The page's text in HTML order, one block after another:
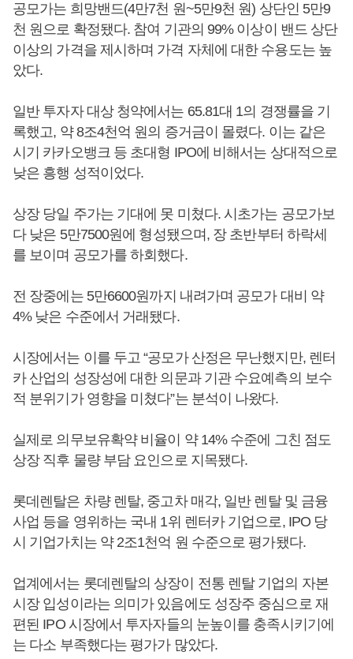
공모가는 희망밴드(4만7천 원~5만9천 원) 상단인 5만9
천 원으로 확정됐다. 참여 기관의 99% 이상이 밴드 상단
이상의 가격을 제시하며 가격 자체에 대한 수용도는 높
았다.
일반 투자자 대상 청약에서는 65.81대 1의 경쟁률을 기
록했고, 약 8조4천억 원의 증거금이 몰렸다. 이는 같은
시기 카카오뱅크 등 초대형 IPO에 비해서는 상대적으로
낮은 흥행 성적이었다.
상장 당일 주가는 기대에 못 미쳤다. 시초가는 공모가보
다 낮은 5만7500원에 형성됐으며, 장 초반부터 하락세
를 보이며 공모가를 하회했다.
전 장중에는 5만6600원까지 내려가며 공모가 대비 약
4% 낮은 수준에서 거래됐다.
시장에서는 이를 두고 “공모가 산정은 무난했지만, 렌터
카 산업의 성장성에 대한 의문과 기관 수요예측의 보수
적 분위기가 영향을 미쳤다”는 분석이 나왔다.
실제로 의무보유확약 비율이 약 14% 수준에 그친 점도
상장 직후 물량 부담 요인으로 지목됐다.
롯데렌탈은 차량 렌탈, 중고차 매각, 일반 렌탈 및 금융
사업 등을 영위하는 국내 1위 렌터카 기업으로, IPO 당
시 기업가치는 약 2조1천억 원 수준으로 평가됐다.
업계에서는 롯데렌탈의 상장이 전통 렌탈 기업의 자본
시장 입성이라는 의미가 있음에도 성장주 중심으로 재
편된 IPO 시장에서 투자자들의 눈높이를 충족시키기에
는 다소 부족했다는 평가가 많았다.